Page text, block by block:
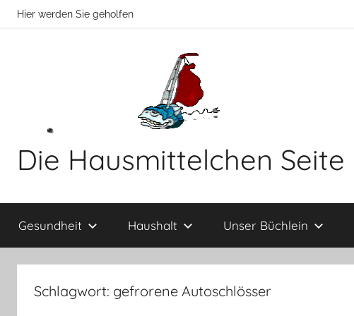
ZumHier werden Sie geholfen
Die Hausmittelchen Seite
werden
Sie
Gesundheit Haushalt Unser Büchlein
Schlagwort: gefrorene Autoschlösser